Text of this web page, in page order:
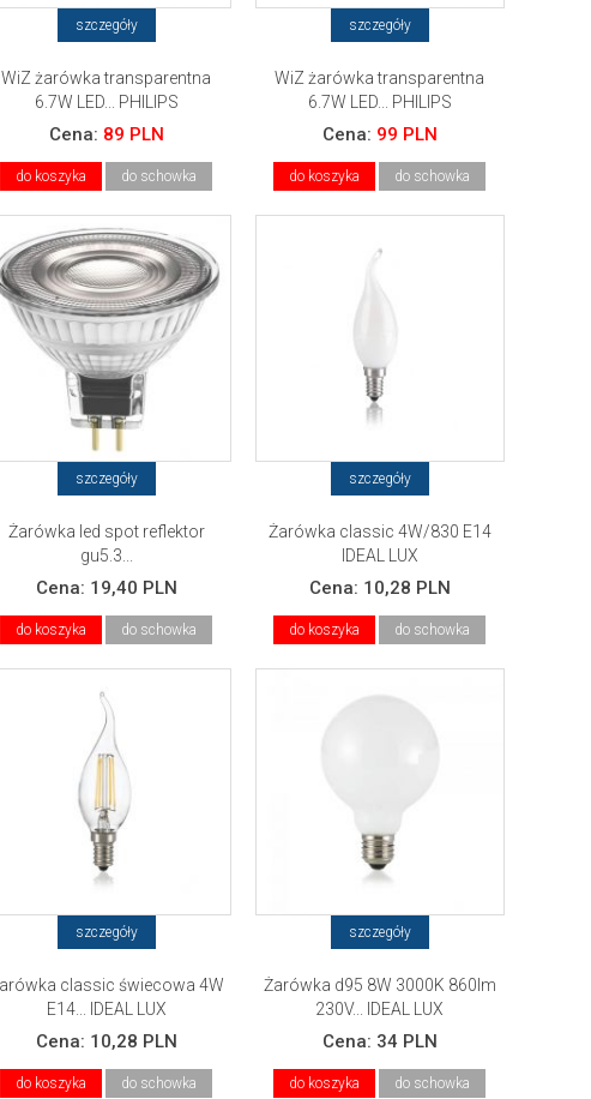
szczegóły
WiZ żarówka transparentna
6.7W LED... PHILIPS
Cena: 89 PLN
do koszyka do schowka
szczegóły
WiZ żarówka transparentna
6.7W LED... PHILIPS
Cena: 99 PLN
do koszyka do schowka
szczegóły
Żarówka led spot reflektor
gu5.3...
Cena: 19,40 PLN
do koszyka do schowka
szczegóły
Żarówka classic 4W/830 E14
IDEAL LUX
Cena: 10,28 PLN
do koszyka do schowka
szczegóły
classic świecowa 4W
E14... IDEAL LUX
Cena: 10,28 PLN
do koszyka do schowka
szczegóły
Żarówka d95 8W 3000K 860lm
230V... IDEAL LUX
Cena: 34 PLN
do koszyka do schowka